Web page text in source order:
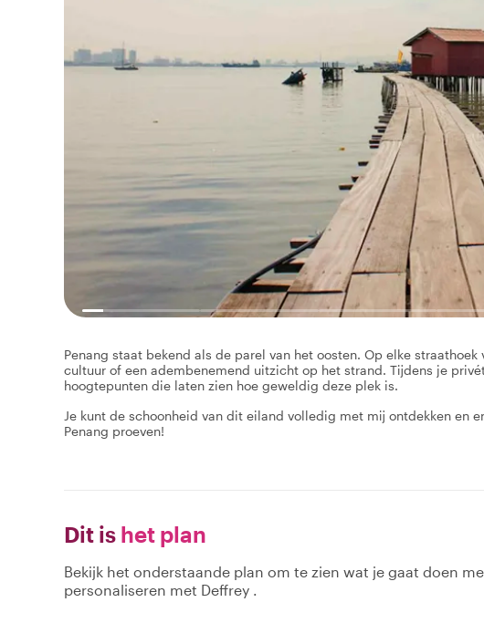
Penang staat bekend als de parel van het oosten. Op elke
cultuur of een adembenemend uitzicht op het strand. Tijdens je
hoogtepunten die laten zien hoe geweldig deze plek is.
Je kunt de schoonheid van dit eiland volledig met mij ontdekken en
Penang proeven!
Dit is het plan
Bekijk het onderstaande plan om te zien wat je gaat doen
personaliseren met Deffrey .